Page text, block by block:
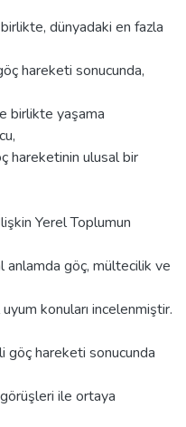
dünyadaki en fazla
hareketi sonucunda,
birlikte yaşama
hareketinin ulusal bir
Yerel Toplumun
anlamda göç, mültecilik ve
konuları incelenmiştir.
göç hareketi sonucunda
ile ortaya